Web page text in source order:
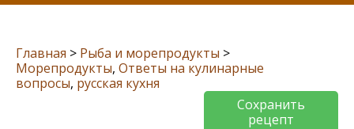
Главная > Рыба и морепродукты >
Морепродукты, Ответы на кулинарные
вопросы, русская кухня
Сохранить
рецепт